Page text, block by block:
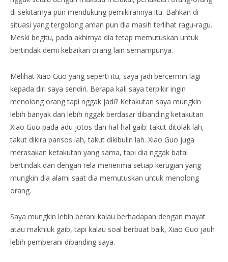
di sekitarnya pun mendukung pemikirannya itu. Bahkan di
situasi yang tergolong aman pun dia masih terlihat ragu-ragu.
Meski begitu, pada akhirnya dia tetap memutuskan untuk
bertindak demi kebaikan orang lain semampunya.
Melihat Xiao Guo yang seperti itu, saya jadi bercermin lagi
kepada diri saya sendiri. Berapa kali saya terpikir ingin
menolong orang tapi nggak jadi? Ketakutan saya mungkin
lebih banyak dan lebih nggak berdasar dibanding ketakutan
Xiao Guo pada adu jotos dan hal-hal gaib: takut ditolak lah,
takut dikira pansos lah, takut dikibulin lah. Xiao Guo juga
merasakan ketakutan yang sama, tapi dia nggak batal
bertindak dan dengan rela menerima setiap kerugian yang
mungkin dia alami saat dia memutuskan untuk menolong
orang.
Saya mungkin lebih berani kalau berhadapan dengan mayat
atau makhluk gaib, tapi kalau soal berbuat baik, Xiao Guo jauh
lebih pemberani dibanding saya.